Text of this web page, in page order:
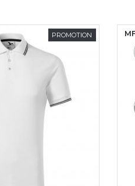
PROMOTION